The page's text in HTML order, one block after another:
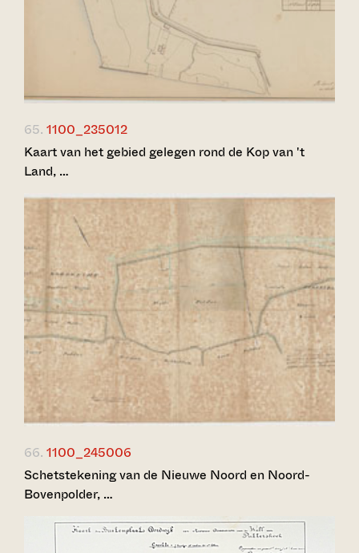
65. 1100_235012
Kaart van het gebied gelegen rond de Kop van 't
Land, …
66. 1100_245006
Schetstekening van de Nieuwe Noord en Noord-
Bovenpolder, …